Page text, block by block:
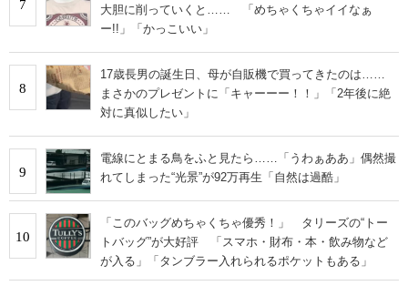
7
大胆に削っていくと…… 「めちゃくちゃイイなぁ
ー!!」「かっこいい」
8
17歳長男の誕生日、母が自販機で買ってきたのは……
まさかのプレゼントに「キャーーー！！」「2年後に絶
対に真似したい」
9
電線にとまる鳥をふと見たら……「うわぁああ」偶然撮
れてしまった“光景”が92万再生「自然は過酷」
10
「このバッグめちゃくちゃ優秀！」 タリーズの“トー
トバッグ”が大好評 「スマホ・財布・本・飲み物など
が入る」「タンブラー入れられるポケットもある」